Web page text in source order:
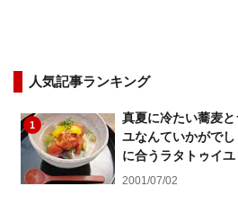
人気記事ランキング
1
真夏に冷たい蕎麦と
ユなんていかがで
に合うラタトゥイユ
2001/07/02